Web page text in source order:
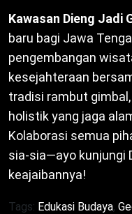
Kawasan Dieng Jadi
baru bagi Jawa
pengembangan
kesejahteraan
tradisi rambut
holistik yang jaga
Kolaborasi semua
sia-sia—ayo kunjungi
keajaibannya!
Tags: Edukasi Budaya,